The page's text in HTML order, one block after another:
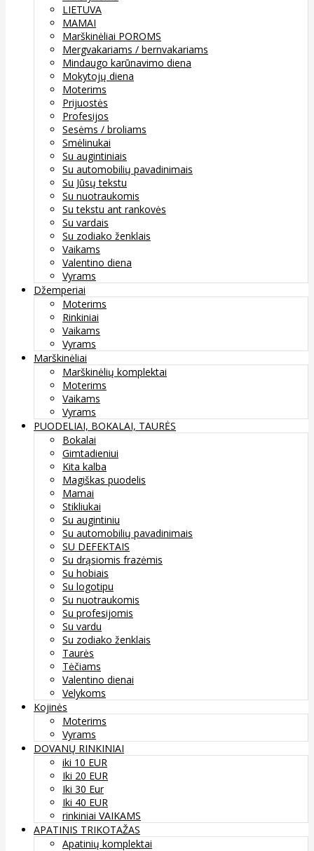
LIETUVA
MAMAI
Marškinėliai POROMS
Mergvakariams / bernvakariams
Mindaugo karūnavimo diena
Mokytojų diena
Moterims
Prijuostės
Profesijos
Sesėms / broliams
Smėlinukai
Su augintiniais
Su automobilių pavadinimais
Su Jūsų tekstu
Su nuotraukomis
Su tekstu ant rankovės
Su vardais
Su zodiako ženklais
Vaikams
Valentino diena
Vyrams
Džemperiai
Moterims
Rinkiniai
Vaikams
Vyrams
Marškinėliai
Marškinėlių komplektai
Moterims
Vaikams
Vyrams
PUODELIAI, BOKALAI, TAURĖS
Bokalai
Gimtadieniui
Kita kalba
Magiškas puodelis
Mamai
Stikliukai
Su augintiniu
Su automobilių pavadinimais
SU DEFEKTAIS
Su drąsiomis frazėmis
Su hobiais
Su logotipu
Su nuotraukomis
Su profesijomis
Su vardu
Su zodiako ženklais
Taurės
Tėčiams
Valentino dienai
Velykoms
Kojinės
Moterims
Vyrams
DOVANŲ RINKINIAI
iki 10 EUR
Iki 20 EUR
Iki 30 Eur
Iki 40 EUR
rinkiniai VAIKAMS
APATINIS TRIKOTAŽAS
Apatinių komplektai